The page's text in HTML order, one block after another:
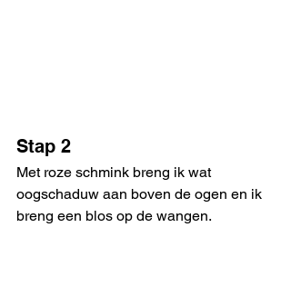
Stap 2
Met roze schmink breng ik wat
oogschaduw aan boven de ogen en ik
breng een blos op de wangen.